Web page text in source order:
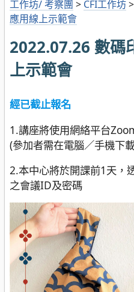
工作坊/ 考察團 > CFI工作坊>
應用線上示範會
2022.07.26 數碼
上示範會
經已截止報名
1.講座將使用網絡平台
(參加者需在電腦／手機下
2.本中心將於開課前1天，
之會議ID及密碼